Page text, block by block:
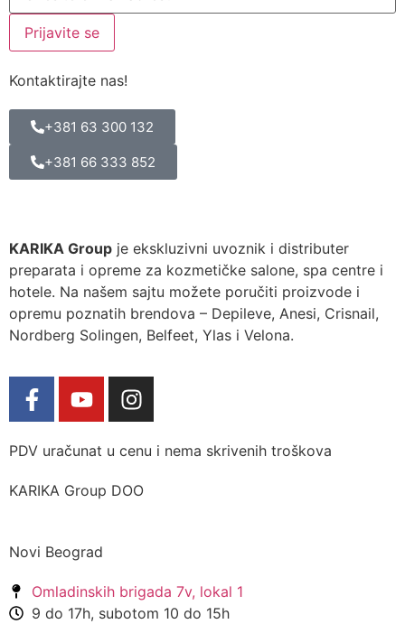
Prijavite se
Kontaktirajte nas!
+381 63 300 132
+381 66 333 852
KARIKA Group je ekskluzivni uvoznik i distributer
preparata i opreme za kozmetičke salone, spa centre i
hotele. Na našem sajtu možete poručiti proizvode i
opremu poznatih brendova – Depileve, Anesi, Crisnail,
Nordberg Solingen, Belfeet, Ylas i Velona.
PDV uračunat u cenu i nema skrivenih troškova
KARIKA Group DOO
Novi Beograd
Omladinskih brigada 7v, lokal 1
9 do 17h, subotom 10 do 15h